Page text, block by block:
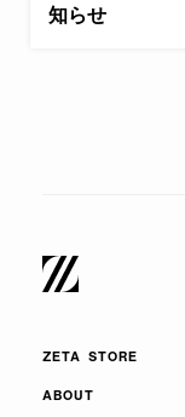
知らせ
ZETA STORE
ABOUT